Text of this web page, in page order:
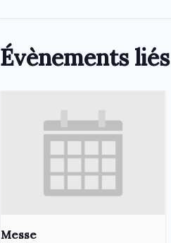
Évènements liés
Messe